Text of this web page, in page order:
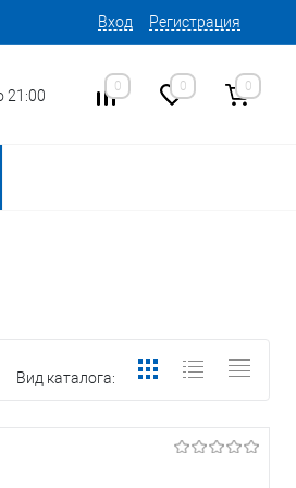
Вход Регистрация
21:00
0 0 0
Вид каталога: